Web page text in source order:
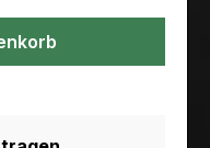
die Schaltflächen